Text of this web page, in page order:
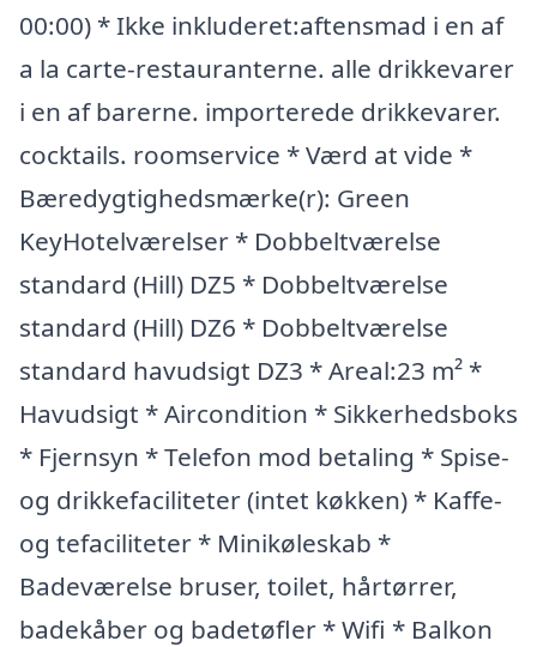
00:00) * Ikke inkluderet:aftensmad i en af
a la carte-restauranterne. alle drikkevarer
i en af barerne. importerede drikkevarer.
cocktails. roomservice * Værd at vide *
Bæredygtighedsmærke(r): Green
KeyHotelværelser * Dobbeltværelse
standard (Hill) DZ5 * Dobbeltværelse
standard (Hill) DZ6 * Dobbeltværelse
standard havudsigt DZ3 * Areal:23 m² *
Havudsigt * Aircondition * Sikkerhedsboks
* Fjernsyn * Telefon mod betaling * Spise-
og drikkefaciliteter (intet køkken) * Kaffe-
og tefaciliteter * Minikøleskab *
Badeværelse bruser, toilet, hårtørrer,
badekåber og badetøfler * Wifi * Balkon